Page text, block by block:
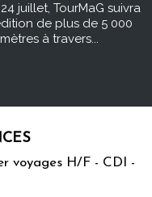
juillet, TourMaG suivra
de plus de 5 000
à travers...
voyages H/F - CDI -